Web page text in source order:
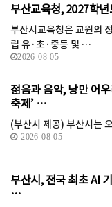
부산교육청, 2027학
부산시교육청은 교원의
립 유·초·중등 및 …
2026-08-05
젊음과 음악, 낭만 어
축제’ …
(부산시 제공) 부산시는
2026-08-05
부산시, 전국 최초 AI
…